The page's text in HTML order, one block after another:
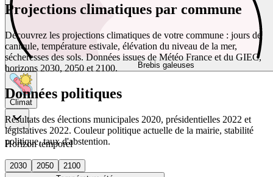
Brebis galeuses
Climat
Horizon temporel
2030 2050
2100
Projections climatiques par commune
Découvrez les projections climatiques de votre commune : jours de
canicule, température estivale, élévation du niveau de la mer,
sécheresses des sols. Données issues de Météo France et du GIEC,
horizons 2030, 2050 et 2100.
Données politiques
Résultats des élections municipales 2020, présidentielles 2022 et
législatives 2022. Couleur politique actuelle de la mairie, stabilité
politique, taux d'abstention.